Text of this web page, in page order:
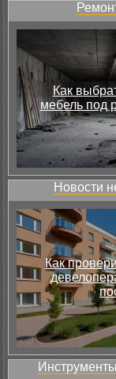
Как
мебель под
Новости
Как